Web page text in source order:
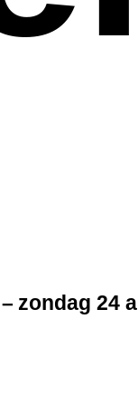
zondag 24